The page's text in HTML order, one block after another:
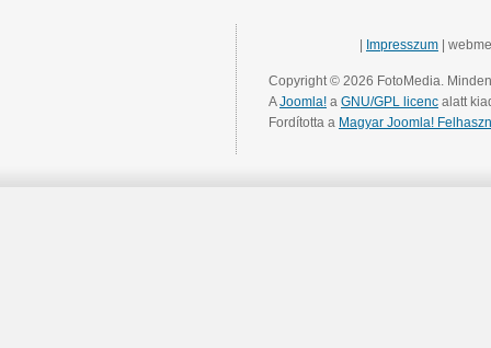
Impresszum |
Copyright © 2026 FotoMedia.
AJoomla! a GNU/GPL licenc alatt
Fordította a Magyar Joomla!